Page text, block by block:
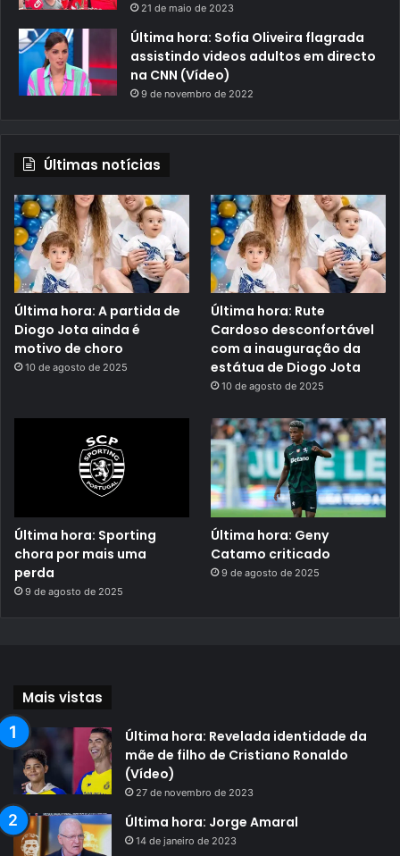
21 de maio de 2023
Última hora: Sofia Oliveira flagrada
assistindo videos adultos em directo
na CNN (Vídeo)
9 de novembro de 2022
Últimas notícias
Última hora: A partida de
Diogo Jota ainda é
motivo de choro
10 de agosto de 2025
Última hora: Rute
Cardoso desconfortável
com a inauguração da
estátua de Diogo Jota
10 de agosto de 2025
Última hora: Sporting
chora por mais uma
perda
9 de agosto de 2025
Última hora: Geny
Catamo criticado
9 de agosto de 2025
Mais vistas
Última hora: Revelada identidade da
mãe de filho de Cristiano Ronaldo
(Vídeo)
27 de novembro de 2023
Última hora: Jorge Amaral
14 de janeiro de 2023